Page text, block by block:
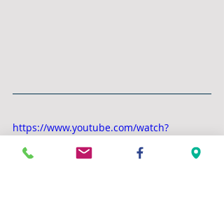
https://www.youtube.com/watch?